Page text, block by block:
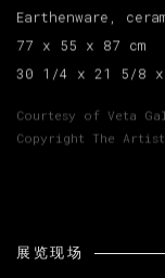
Earthenware,
77 x 55 x 87 cm
30 1/4 x 21 5/8
Courtesy of Veta
Copyright The Artist
展览现场